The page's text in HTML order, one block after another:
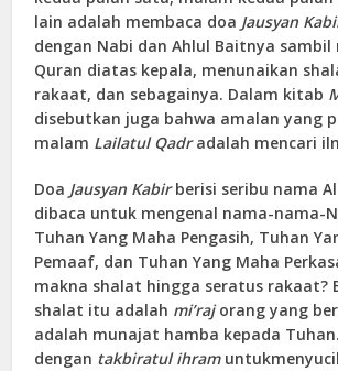
lain adalah membaca doa Jausyan
dengan Nabi dan Ahlul Baitnya sambil
Quran diatas kepala, menunaikan
rakaat, dan sebagainya. Dalam kitab
disebutkan juga bahwa amalan yang
malam Lailatul Qadradalah mencari
Doa Jausyan Kabirberisi seribu nama
dibaca untuk mengenal nama-nama-
Tuhan Yang Maha Pengasih, Tuhan
Pemaaf, dan Tuhan Yang Maha
makna shalat hingga seratus rakaat?
shalat itu adalah mi’rajorang yang
adalah munajat hamba kepada
dengan takbiratul ihram